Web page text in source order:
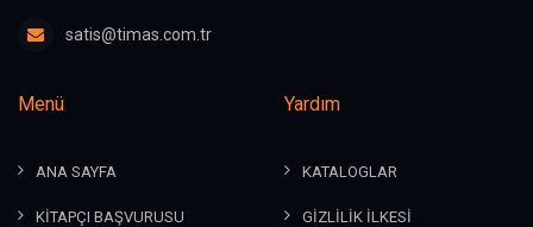
satis@timas.com.tr
Menü
ANA SAYFA
KİTAPÇI BAŞVURUSU
Yardım
KATALOGLAR
GİZLİLİK İLKESİ